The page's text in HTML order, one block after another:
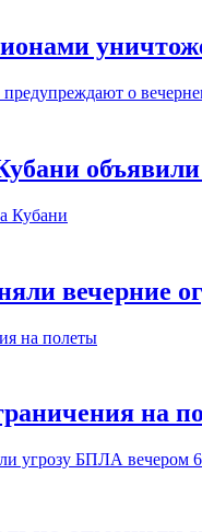
вечерние
на